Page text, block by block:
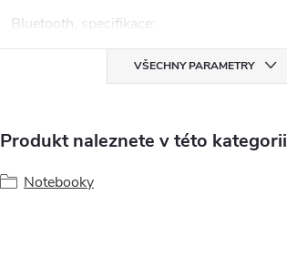
Bluetooth, specifikace:
VŠECHNY PARAMETRY
Produkt naleznete v této kategorii
Notebooky